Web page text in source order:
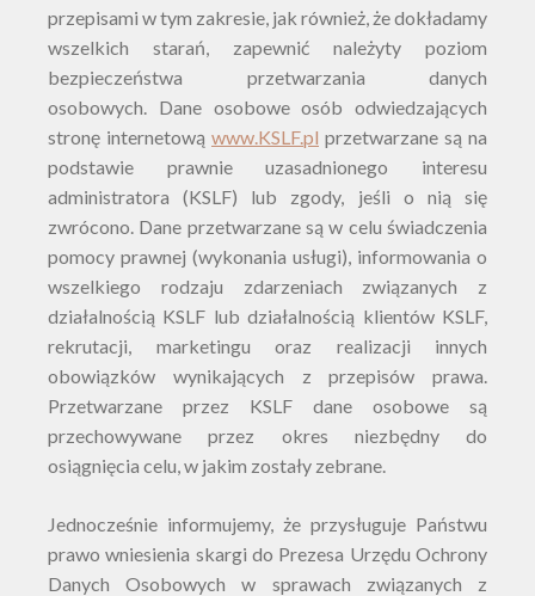
przepisami w tym zakresie, jak również, że dokładamy
wszelkich starań, zapewnić należyty poziom
bezpieczeństwa przetwarzania danych
osobowych. Dane osobowe osób odwiedzających
stronę internetową www.KSLF.pl przetwarzane są na
podstawie prawnie uzasadnionego interesu
administratora (KSLF) lub zgody, jeśli o nią się
zwrócono. Dane przetwarzane są w celu świadczenia
pomocy prawnej (wykonania usługi), informowania o
wszelkiego rodzaju zdarzeniach związanych z
działalnością KSLF lub działalnością klientów KSLF,
rekrutacji, marketingu oraz realizacji innych
obowiązków wynikających z przepisów prawa.
Przetwarzane przez KSLF dane osobowe są
przechowywane przez okres niezbędny do
osiągnięcia celu, w jakim zostały zebrane.
Jednocześnie informujemy, że przysługuje Państwu
prawo wniesienia skargi do Prezesa Urzędu Ochrony
Danych Osobowych w sprawach związanych z